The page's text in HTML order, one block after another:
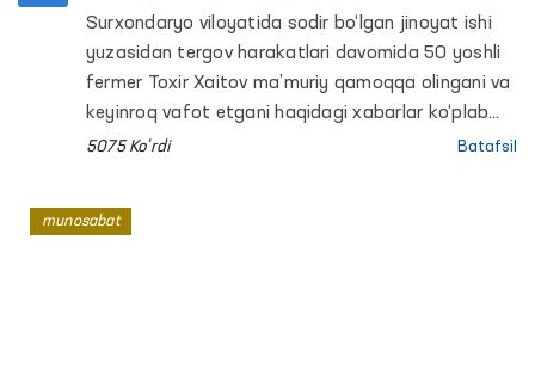
Ombudsman nazoratiga olindi
Surxondaryo viloyatida sodir bo‘lgan jinoyat ishi
yuzasidan tergov harakatlari davomida 50 yoshli
fermer Toxir Xaitov ma’muriy qamoqqa olingani va
keyinroq vafot etgani haqidagi xabarlar ko‘plab
muhokamalarga sabab bo‘lmoqda.
5075 Ko'rdi Batafsil
munosabat